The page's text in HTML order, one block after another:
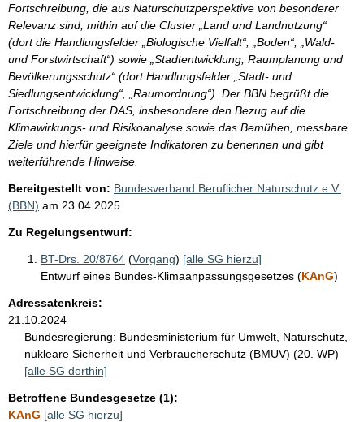
Fortschreibung, die aus Naturschutzperspektive von besonderer
Relevanz sind, mithin auf die Cluster „Land und Landnutzung“
(dort die Handlungsfelder „Biologische Vielfalt“, „Boden“, „Wald-
und Forstwirtschaft“) sowie „Stadtentwicklung, Raumplanung und
Bevölkerungsschutz“ (dort Handlungsfelder „Stadt- und
Siedlungsentwicklung“, „Raumordnung“). Der BBN begrüßt die
Fortschreibung der DAS, insbesondere den Bezug auf die
Klimawirkungs- und Risikoanalyse sowie das Bemühen, messbare
Ziele und hierfür geeignete Indikatoren zu benennen und gibt
weiterführende Hinweise.
Bereitgestellt von: Bundesverband Beruflicher Naturschutz e.V.
(BBN) am 23.04.2025
Zu Regelungsentwurf:
BT-Drs. 20/8764 (Vorgang) [alle SG hierzu]
Entwurf eines Bundes-Klimaanpassungsgesetzes (KAnG)
Adressatenkreis:
21.10.2024
Bundesregierung: Bundesministerium für Umwelt, Naturschutz,
nukleare Sicherheit und Verbraucherschutz (BMUV) (20. WP)
[alle SG dorthin]
Betroffene Bundesgesetze (1):
KAnG [alle SG hierzu]